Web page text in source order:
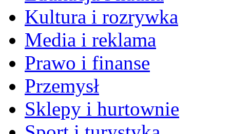
Kultura i rozrywka
Media i reklama
Prawo i finanse
Przemysł
Sklepy i hurtownie